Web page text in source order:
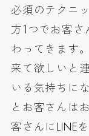
必須のテクニ
方1つでお客
わってきます
来て欲しいと
いる気持ちに
とお客さんは
客さんにLINE